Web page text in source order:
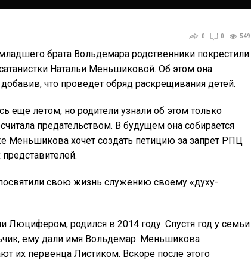
0 0 549
брата Вольдемара родственники покрестили
Натальи Меньшиковой. Об этом она
что проведет обряд раскрещивания детей.
летом, но родители узнали об этом только
предательством. В будущем она собирается
Меньшикова хочет создать петицию за запрет РПЦ
свою жизнь служению своему «духу-
родился в 2014 году. Спустя год у семьи
ему дали имя Вольдемар. Меньшикова
их первенца Листиком. Вскоре после этого